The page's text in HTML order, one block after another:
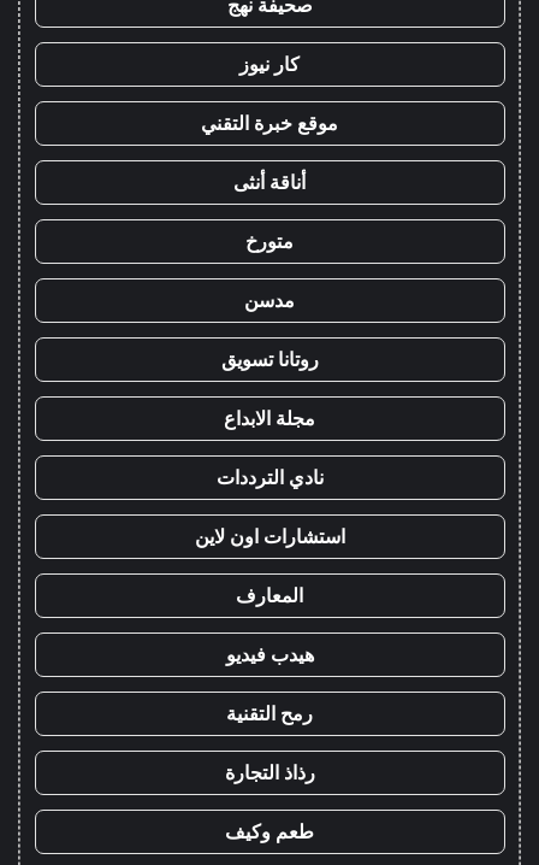
صحيفة نهج
كار نيوز
موقع خبرة التقني
أناقة أنثى
متورخ
مدسن
روتانا تسويق
مجلة الابداع
نادي الترددات
استشارات اون لاين
المعارف
هيدب فيديو
رمح التقنية
رذاذ التجارة
طعم وكيف